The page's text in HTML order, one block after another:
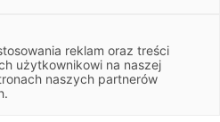
reklam oraz treści
użytkownikowi na naszej
naszych partnerów